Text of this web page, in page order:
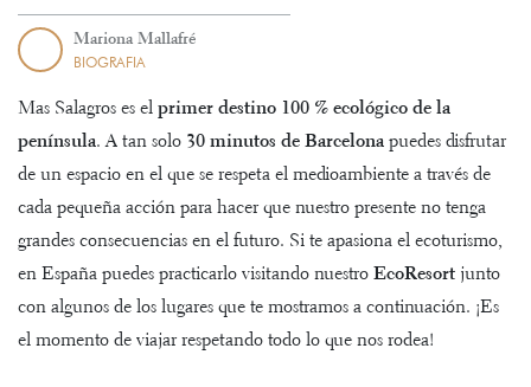
Mariona Mallafré
BIOGRAFIA
Mas Salagros es el primer destino 100 % ecológico de la
península. A tan solo 30 minutos de Barcelona puedes disfrutar
de un espacio en el que se respeta el medioambiente a través de
cada pequeña acción para hacer que nuestro presente no tenga
grandes consecuencias en el futuro. Si te apasiona el ecoturismo,
en España puedes practicarlo visitando nuestro EcoResort junto
con algunos de los lugares que te mostramos a continuación. ¡Es
el momento de viajar respetando todo lo que nos rodea!